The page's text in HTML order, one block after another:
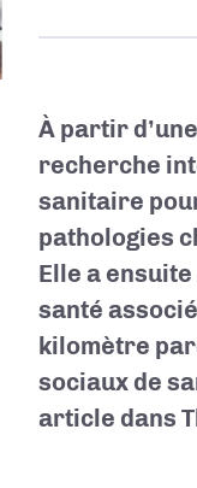
À partir
recherche
sanitaire
pathologies
Elle a
santé
kilomètre
sociaux de
article dans